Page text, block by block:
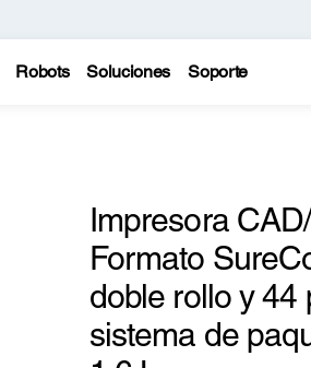
Robots Soluciones Soporte
Impresora
Formato
doble rollo y 44
sistema de